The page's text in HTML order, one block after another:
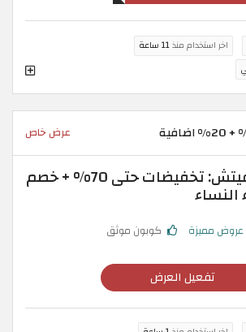
اخر استخدام منذ11 ساعة
عرض خاص
كود خصم فارفيتش: تخفيضات حتى 70% + خصم
عروض مميزة كوبون موثق
تفعيل العرض